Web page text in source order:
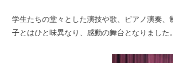
学生たちの堂々とした演技や歌、ピアノ演奏、
子とはひと味異なり、感動の舞台となりました。